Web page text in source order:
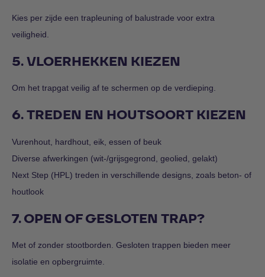
Kies per zijde een trapleuning of balustrade voor extra
veiligheid.
5. VLOERHEKKEN KIEZEN
Om het trapgat veilig af te schermen op de verdieping.
6. TREDEN EN HOUTSOORT KIEZEN
Vurenhout, hardhout, eik, essen of beuk
Diverse afwerkingen (wit-/grijsgegrond, geolied, gelakt)
Next Step (HPL) treden in verschillende designs, zoals beton- of
houtlook
7. OPEN OF GESLOTEN TRAP?
Met of zonder stootborden. Gesloten trappen bieden meer
isolatie en opbergruimte.